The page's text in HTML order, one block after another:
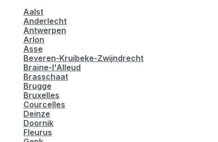
Aalst
Anderlecht
Antwerpen
Arlon
Asse
Beveren-Kruibeke-Zwijndrecht
Braine-l'Alleud
Brasschaat
Brugge
Bruxelles
Courcelles
Deinze
Doornik
Fleurus